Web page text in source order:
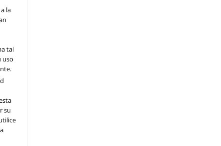
la
tal
uso
su